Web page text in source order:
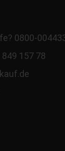
0800-
157 78